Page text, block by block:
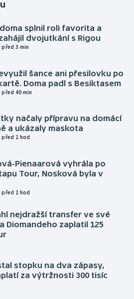
splnil roli favorita a
dvojutkání s Rigou
3 min
šance ani přesilovku po
Doma padl s Besiktasem
40 min
načaly přípravu na domácí
a ukázaly maskota
2 hod
Pienaarová vyhrála po
Tour, Nosková byla v
2 hod
nejdražší transfer ve své
Diomandeho zaplatil 125
stopku na dva zápasy,
za výtržnosti 300 tisíc